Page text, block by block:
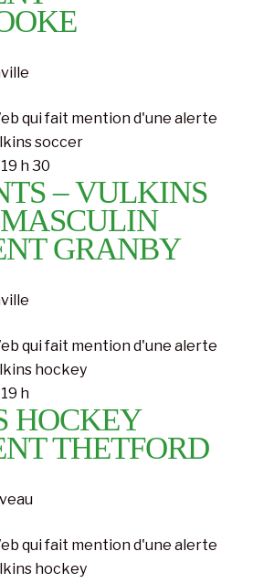
h 30
– VULKINS
GRANBY
h
HOCKEY
THETFORD